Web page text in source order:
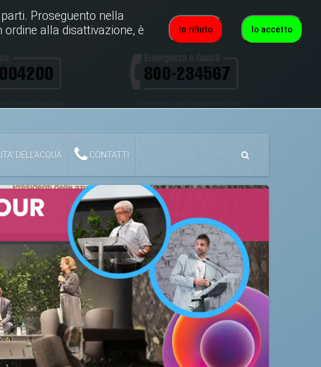
DELL’ACQUA CONTATTI
Io accetto
Io rifiuto
Proseguento nella
alla disattivazione, è